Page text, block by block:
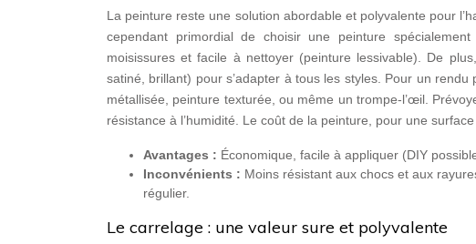
La peinture reste une solution abordable et polyvalente pour
cependant primordial de choisir une peinture
moisissures et facile à nettoyer (peinture lessivable). De
satiné, brillant) pour s’adapter à tous les styles. Pour un
métallisée, peinture texturée, ou même un trompe-l’œil.
résistance à l’humidité. Le coût de la peinture, pour une
Avantages : Économique, facile à appliquer (DIY
Inconvénients : Moins résistant aux chocs et aux
régulier.
Le carrelage : une valeur sure et polyvalente